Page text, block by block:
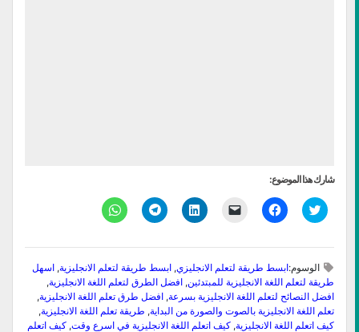
شارك هذا الموضوع:
اضغط
للمشاركة
(فتح
نافذة
جديدة)
انقر
للمشاركة
(فتح
نافذة
جديدة)
النقر
لإرسال
البريد
الإلكتروني
إلى
صديق
(فتح
في
نافذة
جديدة)
اضغط
لتشارك
(فتح
نافذة
جديدة)
انقر
للمشاركة
(فتح
نافذة
جديدة)
انقر
للمشاركة
(فتح
في
نافذة
جديدة)
الوسوم:ابسط طريقة لتعلم الانجليزي, ابسط طريقة لتعلم الانجليزية, اسهل
طريقة لتعلم اللغة الانجليزية للمبتدئين, افضل الطرق لتعلم اللغة الانجليزية,
افضل النصائح لتعلم اللغة الانجليزية بسرعة, افضل طرق تعلم اللغة الانجليزية,
تعلم اللغة الانجليزية بالصوت والصورة من البداية, طريقة تعلم اللغة الانجليزية,
كيف اتعلم اللغة الانجليزية, كيف اتعلم اللغة الانجليزية في اسرع وقت, كيف اتعلم